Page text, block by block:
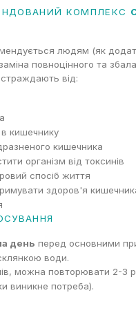
КОМПЛЕКС
людям (як
повноцінного та
страждають від:
кишечнику
кишечника
організм від токсинів
спосіб життя
здоров'я
день перед основними
води.
можна повторювати 2-3
виникне потреба).